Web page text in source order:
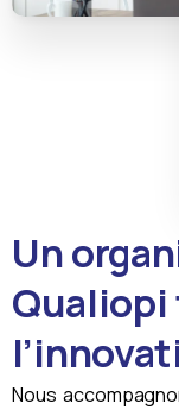
Un
Qualiopi
Nous